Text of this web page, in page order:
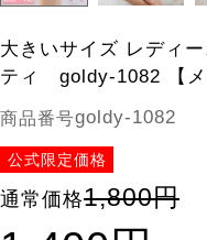
大きいサイズ レディ
ティ goldy-1082 【メ
商品番号goldy-1082
公式限定価格
通常価格1,800円